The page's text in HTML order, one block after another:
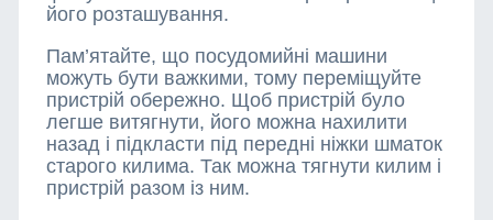
його розташування.
Пам’ятайте, що посудомийні машини
можуть бути важкими, тому переміщуйте
пристрій обережно. Щоб пристрій було
легше витягнути, його можна нахилити
назад і підкласти під передні ніжки шматок
старого килима. Так можна тягнути килим і
пристрій разом із ним.